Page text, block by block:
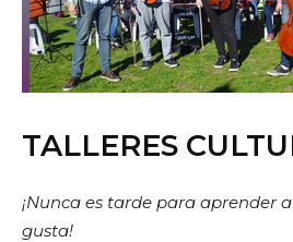
TALLERES
¡Nunca es tarde para aprender
gusta!